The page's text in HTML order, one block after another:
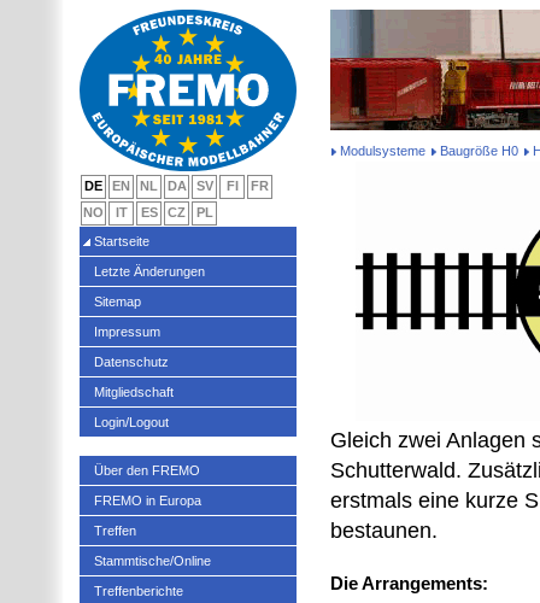
Modulsysteme Baugröße H0
Gleich zwei Anlagen
Schutterwald.
erstmals eine kurze
bestaunen.
Die Arrangements:
DE EN NL DA SV FI
FR
NO
IT ES CZ
PL
Startseite
Letzte Änderungen
Sitemap
Impressum
Datenschutz
Mitgliedschaft
Login/Logout
Über den FREMO
FREMO in Europa
Treffen
Stammtische/Online
Treffenberichte